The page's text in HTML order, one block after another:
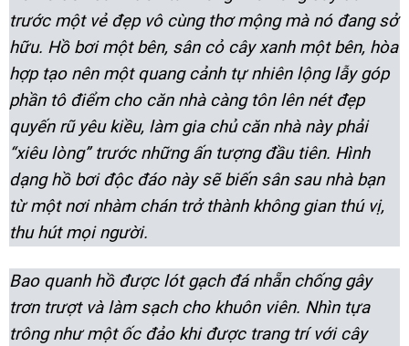
trước một vẻ đẹp vô cùng thơ mộng mà nó đang sở
hữu. Hồ bơi một bên, sân cỏ cây xanh một bên, hòa
hợp tạo nên một quang cảnh tự nhiên lộng lẫy góp
phần tô điểm cho căn nhà càng tôn lên nét đẹp
quyến rũ yêu kiều, làm gia chủ căn nhà này phải
“xiêu lòng” trước những ấn tượng đầu tiên. Hình
dạng hồ bơi độc đáo này sẽ biến sân sau nhà bạn
từ một nơi nhàm chán trở thành không gian thú vị,
thu hút mọi người.
Bao quanh hồ được lót gạch đá nhẵn chống gây
trơn trượt và làm sạch cho khuôn viên. Nhìn tựa
trông như một ốc đảo khi được trang trí với cây